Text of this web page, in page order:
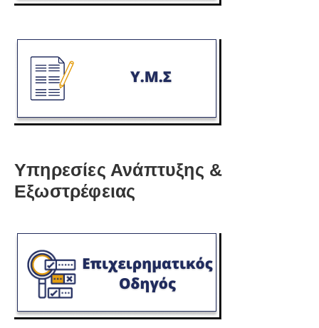
Υπηρεσίες Ανάπτυξης &
Εξωστρέφειας